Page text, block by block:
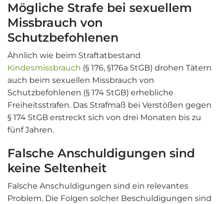
Mögliche Strafe bei sexuellem
Missbrauch von
Schutzbefohlenen
Ähnlich wie beim Straftatbestand
Kindesmissbrauch (§ 176, §176a StGB) drohen Tätern
auch beim sexuellen Missbrauch von
Schutzbefohlenen (§ 174 StGB) erhebliche
Freiheitsstrafen. Das Strafmaß bei Verstößen gegen
§ 174 StGB erstreckt sich von drei Monaten bis zu
fünf Jahren.
Falsche Anschuldigungen sind
keine Seltenheit
Falsche Anschuldigungen sind ein relevantes
Problem. Die Folgen solcher Beschuldigungen sind